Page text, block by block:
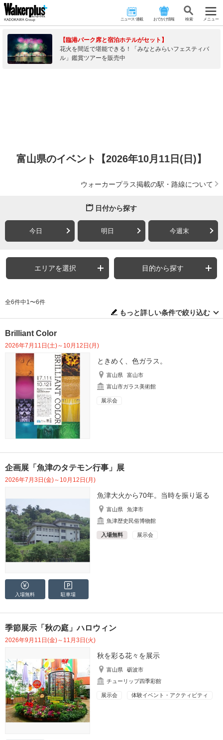
ニュース･連載 おでかけ情報 検 索 メニュー
【臨港パーク席と宿泊ホテルがセット】
花火を間近で堪能できる！「みなとみらいフェスティバ
ル」鑑賞ツアーを販売中
富山県のイベント【2026年10月11日(日)】
ウォーカープラス掲載の駅・路線について
日付から探す
今日 明日 今週末
エリアを選択 目的から探す
全6件中1〜6件
もっと詳しい条件で絞り込む
Brilliant Color
2026年7月11日(土)～10月12日(月)
ときめく、色ガラス。
富山県
富山市
富山市ガラス美術館
展示会
企画展「魚津のタテモン行事」展
2026年7月3日(金)～10月12日(月)
魚津大火から70年。当時を振り返る
富山県
魚津市
魚津歴史民俗博物館
入場無料 展示会
入場無料 駐車場
季節展示「秋の庭」ハロウィン
2026年9月11日(金)～11月3日(火)
秋を彩る花々を展示
富山県
砺波市
チューリップ四季彩館
展示会 体験イベント・アクティビティ